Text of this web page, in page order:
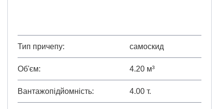
Тип причепу самоскид
Об'єм 4.20 м³
Вантажопідйомність 4.00 т.